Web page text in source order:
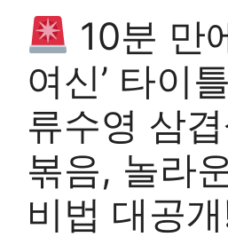
10분 만
여신’ 타이
류수영 삼
볶음, 놀라
비법 대공